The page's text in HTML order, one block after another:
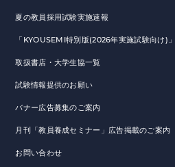
夏の教員採用試験実施速報
「KYOUSEMI特別版(2026年実施試験向け)
取扱書店・大学生協一覧
試験情報提供のお願い
バナー広告募集のご案内
月刊「教員養成セミナー」広告掲載のご案内
お問い合わせ